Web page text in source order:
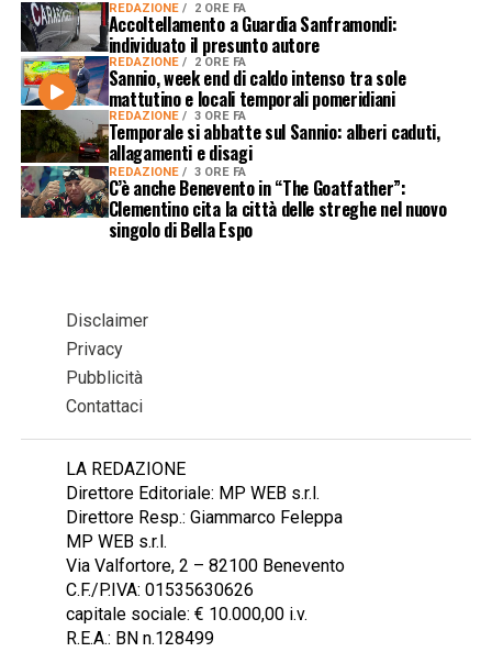
REDAZIONE 2 ORE FA
Accoltellamento a Guardia Sanframondi:
individuato il presunto autore
REDAZIONE 2 ORE FA
Sannio, week end di caldo intenso tra sole
mattutino e locali temporali pomeridiani
REDAZIONE 3 ORE FA
Temporale si abbatte sul Sannio: alberi caduti,
allagamenti e disagi
REDAZIONE 3 ORE FA
C’è anche Benevento in “The Goatfather”:
Clementino cita la città delle streghe nel nuovo
singolo di Bella Espo
Disclaimer
Privacy
Pubblicità
Contattaci
LA REDAZIONE
Direttore Editoriale: MP WEB s.r.l.
Direttore Resp.: Giammarco Feleppa
MP WEB s.r.l.
Via Valfortore, 2 – 82100 Benevento
C.F./P.IVA: 01535630626
capitale sociale: € 10.000,00 i.v.
R.E.A.: BN n.128499